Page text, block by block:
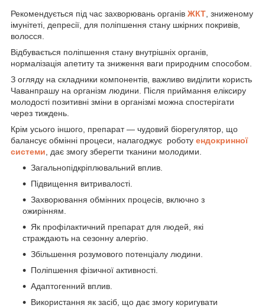
Рекомендується під час захворювань органів ЖКТ , зниженому
імунітеті, депресії, для поліпшення стану шкірних покривів,
волосся.
Відбувається поліпшення стану внутрішніх органів,
нормалізація апетиту та зниження ваги природним способом.
З огляду на складники компонентів, важливо виділити користь
Чаванпрашу на організм людини. Після приймання еліксиру
молодості позитивні зміни в організмі можна спостерігати
через тиждень.
Крім усього іншого, препарат — чудовий біорегулятор, що
балансує обмінні процеси, налагоджує роботу ендокринної
системи , дає змогу зберегти тканини молодими.
Загальнопідкріплювальний вплив.
Підвищення витривалості.
Захворювання обмінних процесів, включно з
ожирінням.
Як профілактичний препарат для людей, які
страждають на сезонну алергію.
Збільшення розумового потенціалу людини.
Поліпшення фізичної активності.
Адаптогенний вплив.
Використання як засіб, що дає змогу коригувати